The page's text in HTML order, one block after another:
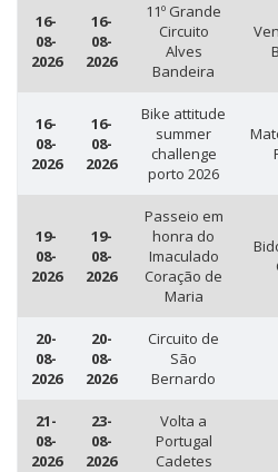
16-
08-
2026
16-
08-
2026
11º Grande
Circuito
Alves
Bandeira
16-
08-
2026
16-
08-
2026
Bike attitude
summer
challenge
porto 2026
19-
08-
2026
19-
08-
2026
Passeio em
honra do
Imaculado
Coração de
Maria
20-
08-
2026
20-
08-
2026
Circuito de
São
Bernardo
21-
08-
2026
23-
08-
2026
Volta a
Portugal
Cadetes